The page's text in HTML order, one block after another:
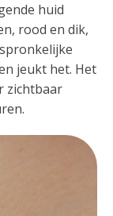
huid
rood en dik,
jeukt het. Het
zichtbaar